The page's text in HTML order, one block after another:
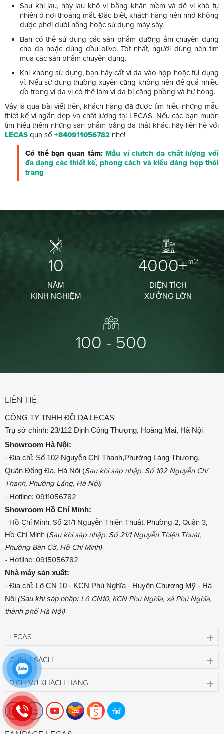
Sau khi lau, hãy lau khô ví bằng khăn mềm và để ví khô tự
nhiên ở nơi thoáng mát. Đặc biệt, khách hàng nên nhớ không
được phơi dưới nắng hoặc sử dụng máy sấy.
Bạn có thể sử dụng các sản phẩm dưỡng ẩm chuyên dụng
cho da hoặc dùng dầu olive. Tốt nhất, người dùng nên tìm
mua các sản phẩm chuyên dụng.
Khi không sử dụng, bạn hãy cất ví da vào hộp hoặc túi đựng
ví. Nếu sử dụng thường xuyên cũng không nên để quá nhiều
đồ trong ví da vì có thể làm ví da bị căng phồng và hư hỏng.
Vậy là qua bài viết trên, khách hàng đã được tìm hiểu những mẫu
thiết kế ví ngắn đẹp và chất lượng tại LECAS. Nếu các bạn muốn
tìm hiểu thêm những sản phẩm bằng da thật khác, hãy liên hệ với
LECAS qua số +840911056782 nhé!
Có thể bạn quan tâm:Mẫu ví clutch da chất lượng với
đa dạng các thiết kế, phong cách và kiểu dáng hợp thời
trang
10
NĂM
KINH NGHIỆM
4000+m2
DIỆN TÍCH
XƯỞNG LỚN
100 - 500
LIÊN HỆ
CÔNG TY TNHH ĐỒ DA LECAS
Trụ sở chính: 23/112 Định Công Thượng, Hoàng Mai, Hà Nội
Showroom Hà Nội:
- Địa chỉ: Số 102 Nguyễn Chí Thanh,Phường Láng Thượng,
Quận Đống Đa, Hà Nội (Sau khi sáp nhập: Số 102 Nguyễn Chí
Thanh, Phường Láng, Hà Nội)
- Hotline: 0911056782
Showroom Hồ Chí Minh:
- Hồ Chí Minh: Số 21/1 Nguyễn Thiện Thuật, Phường 2, Quận 3,
Hồ Chí Minh (Sau khi sáp nhập: Số 21/1 Nguyễn Thiện Thuật,
Phường Bàn Cờ, Hồ Chí Minh)
- Hotline: 0915056782
Nhà máy sản xuất:
- Địa chỉ: Lô CN 10 - KCN Phú Nghĩa - Huyện Chương Mỹ - Hà
Nội (Sau khi sáp nhập: Lô CN10, KCN Phú Nghĩa, xã Phú Nghĩa,
thành phố Hà Nội)
LECAS
CHÍNH SÁCH
DỊCH VỤ KHÁCH HÀNG